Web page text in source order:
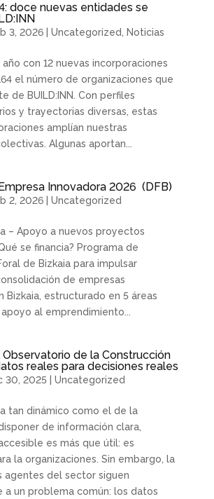
doce nuevas entidades se
3, 2026| Uncategorized, Noticias
con 12 nuevas incorporaciones
el número de organizaciones que
de BUILD:INN. Con perfiles
y trayectorias diversas, estas
amplían nuestras
Algunas aportan...
Innovadora 2026 (DFB)
2, 2026| Uncategorized
– Apoyo a nuevos proyectos
se financia? Programa de
de Bizkaia para impulsar
de empresas
Bizkaia, estructurado en 5 áreas
al emprendimiento...
Observatorio de la Construcción
reales para decisiones reales
30, 2025| Uncategorized
tan dinámico como el de la
de información clara,
es más que útil: es
la organizaciones. Sin embargo, la
agentes del sector siguen
a un problema común: los datos